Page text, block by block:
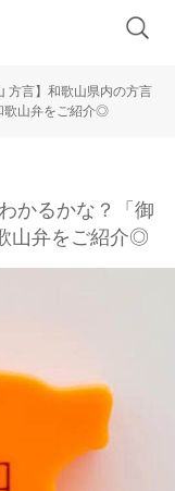
方言】和歌山県内の方言
歌山弁をご紹介◎
かるかな？「御
山弁をご紹介◎